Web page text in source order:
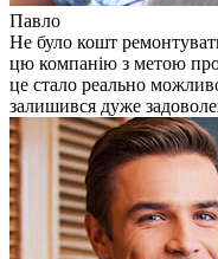
Павло
Не було кошт
цю компанію з метою
це стало реально
залишився дуже